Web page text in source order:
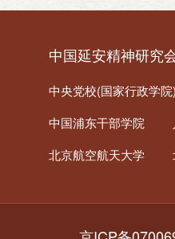
中国延安精神研究
中央党校(国家行政学院)
中国浦东干部学院
北京航空航天大学